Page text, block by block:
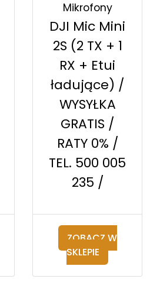
Mikrofony
DJI Mic Mini
2S (2 TX + 1
RX + Etui
ładujące) /
WYSYŁKA
GRATIS /
RATY 0% /
TEL. 500 005
235 /
ZOBACZ W
SKLEPIE